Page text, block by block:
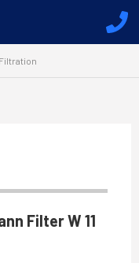
Filtration
Filter W 11